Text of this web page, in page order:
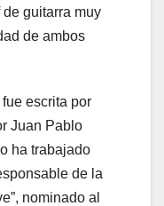
guitarra muy
de ambos
escrita por
Juan Pablo
ha trabajado
de la
nominado al